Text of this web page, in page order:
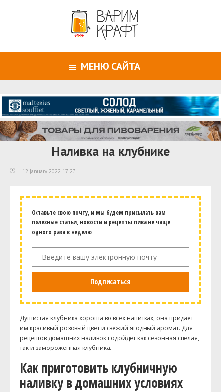
МЕНЮ САЙТА
Наливка на клубнике
12 January 2022 17:27
Оставьте свою почту, и мы будем присылать вам
полезные статьи, новости и рецепты пива не чаще
одного раза в неделю
Подписаться
Душистая клубника хороша во всех напитках, она придает
им красивый розовый цвет и свежий ягодный аромат. Для
рецептов домашних наливок подойдет как сезонная спелая,
так и замороженная клубника.
Как приготовить клубничную
наливку в домашних условиях